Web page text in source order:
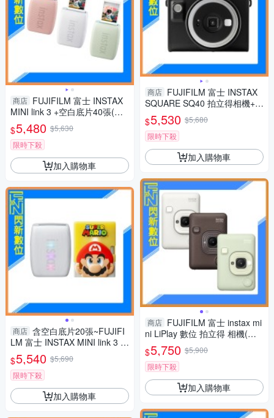
商店 FUJIFILM 富士 INSTAX
MINI link 3 +空白底片40張(公
司貨) 印相機 手機印相機 拍立
得
$5,480 $5,630
限時下殺
加入購物車
商店 含空白底片20張~FUJIFI
LM 富士 INSTAX MINI link 3 M
ARIO 瑪利歐 特別版(LINK3，
公司貨)拍立得 手機印相機
$5,540 $5,690
限時下殺
加入購物車
商店 FUJIFILM 富士 INSTAX
SQUARE SQ40 拍立得相機+2
0張底片(公司貨)方型底片
$5,530 $5,680
限時下殺
加入購物車
商店 FUJIFILM 富士 instax mi
ni LiPlay 數位 拍立得 相機(抹
茶綠/古銅/霧白)公司貨
$5,750 $5,900
限時下殺
加入購物車